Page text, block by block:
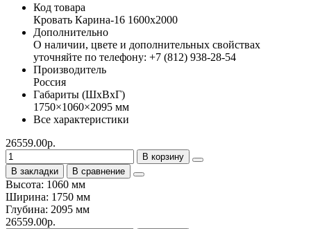
Код товара
Кровать Карина-16 1600х2000
Дополнительно
О наличии, цвете и дополнительных свойствах
уточняйте по телефону: +7 (812) 938-28-54
Производитель
Россия
Габариты (ШхВхГ)
1750×1060×2095 мм
Все характеристики
26559.00р.
В корзину
В закладки
В сравнение
Высота: 1060 мм
Ширина: 1750 мм
Глубина: 2095 мм
26559.00р.